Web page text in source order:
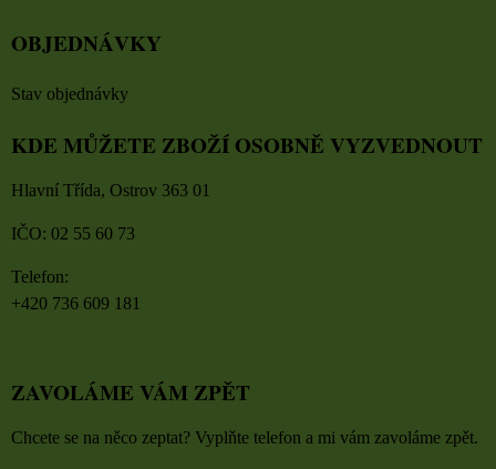
OBJEDNÁVKY
Stav objednávky
KDE MŮŽETE ZBOŽÍ OSOBNĚ VYZVEDNOUT
Hlavní Třída, Ostrov 363 01
IČO: 02 55 60 73
Telefon:
+420 736 609 181
ZAVOLÁME VÁM ZPĚT
Chcete se na něco zeptat? Vyplňte telefon a mi vám zavoláme zpět.